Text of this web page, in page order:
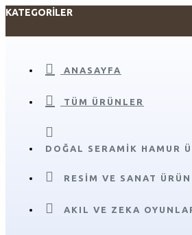
KATEGORILER
ANASAYFA
TÜM ÜRÜNLER
DOĞAL SERAMIK HAMUR
RESIM VE SANAT
AKIL VE ZEKA